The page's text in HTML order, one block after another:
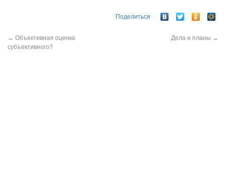
Поделиться
← Объективная оценка
субъективного?
Дела и планы →